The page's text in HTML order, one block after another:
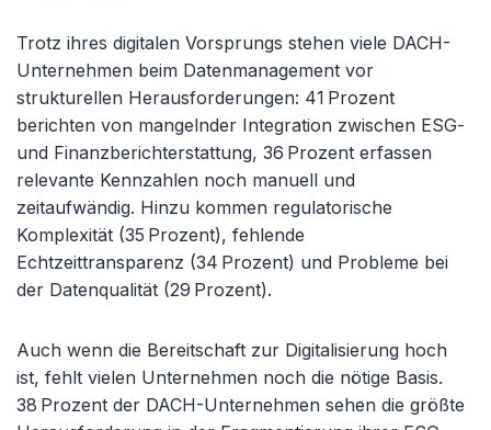
Trotz ihres digitalen Vorsprungs stehen viele DACH-
Unternehmen beim Datenmanagement vor
strukturellen Herausforderungen: 41 Prozent
berichten von mangelnder Integration zwischen ESG-
und Finanzberichterstattung, 36 Prozent erfassen
relevante Kennzahlen noch manuell und
zeitaufwändig. Hinzu kommen regulatorische
Komplexität (35 Prozent), fehlende
Echtzeittransparenz (34 Prozent) und Probleme bei
der Datenqualität (29 Prozent).
Auch wenn die Bereitschaft zur Digitalisierung hoch
ist, fehlt vielen Unternehmen noch die nötige Basis.
38 Prozent der DACH-Unternehmen sehen die größte